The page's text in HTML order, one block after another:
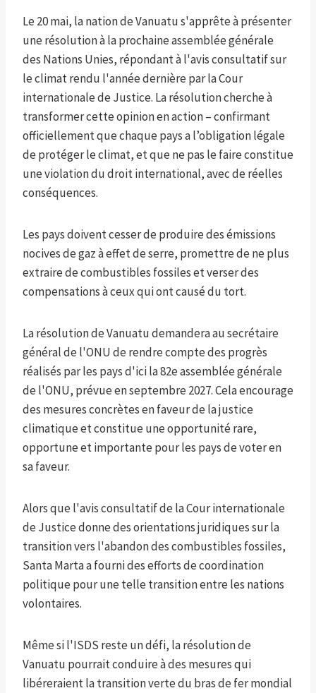
Le 20 mai, la nation de Vanuatu s'apprête à présenter
une résolution à la prochaine assemblée générale
des Nations Unies, répondant à l'avis consultatif sur
le climat rendu l'année dernière par la Cour
internationale de Justice. La résolution cherche à
transformer cette opinion en action – confirmant
officiellement que chaque pays a l’obligation légale
de protéger le climat, et que ne pas le faire constitue
une violation du droit international, avec de réelles
conséquences.
Les pays doivent cesser de produire des émissions
nocives de gaz à effet de serre, promettre de ne plus
extraire de combustibles fossiles et verser des
compensations à ceux qui ont causé du tort.
La résolution de Vanuatu demandera au secrétaire
général de l'ONU de rendre compte des progrès
réalisés par les pays d'ici la 82e assemblée générale
de l'ONU, prévue en septembre 2027. Cela encourage
des mesures concrètes en faveur de la justice
climatique et constitue une opportunité rare,
opportune et importante pour les pays de voter en
sa faveur.
Alors que l'avis consultatif de la Cour internationale
de Justice donne des orientations juridiques sur la
transition vers l'abandon des combustibles fossiles,
Santa Marta a fourni des efforts de coordination
politique pour une telle transition entre les nations
volontaires.
Même si l'ISDS reste un défi, la résolution de
Vanuatu pourrait conduire à des mesures qui
libéreraient la transition verte du bras de fer mondial